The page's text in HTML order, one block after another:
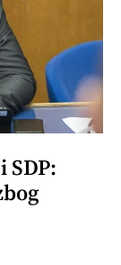
SDP: